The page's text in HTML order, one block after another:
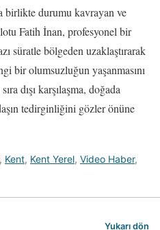
birlikte durumu kavrayan ve
Fatih İnan, profesyonel bir
süratle bölgeden uzaklaştırarak
bir olumsuzluğun yaşanmasını
dışı karşılaşma, doğada
tedirginliğini gözler önüne
, Kent, Kent Yerel, Video Haber,
Yukarı dön